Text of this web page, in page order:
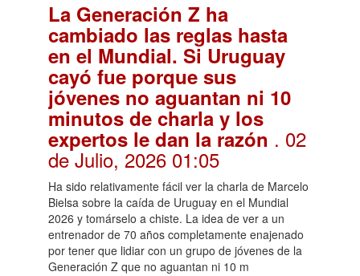
La Generación Z ha
cambiado las reglas hasta
en el Mundial. Si Uruguay
cayó fue porque sus
jóvenes no aguantan ni 10
minutos de charla y los
expertos le dan la razón . 02
de Julio, 2026 01:05
Ha sido relativamente fácil ver la charla de Marcelo
Bielsa sobre la caída de Uruguay en el Mundial
2026 y tomárselo a chiste. La idea de ver a un
entrenador de 70 años completamente enajenado
por tener que lidiar con un grupo de jóvenes de la
Generación Z que no aguantan ni 10 m